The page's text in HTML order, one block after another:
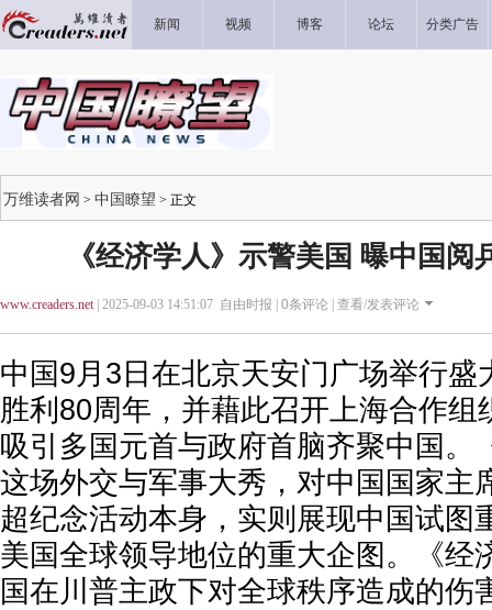
新闻 视频 博客 论坛 分类广告
万维读者网 > 中国瞭望 > 正文
《经济学人》示警美国 曝中国阅
www.creaders.net| 2025-09-03 14:51:07 自由时报 | 0条评论 | 查看/发表评论
中国9月3日在北京天安门广场举行盛
胜利80周年，并藉此召开上海合作组
吸引多国元首与政府首脑齐聚中国。
这场外交与军事大秀，对中国国家主
超纪念活动本身，实则展现中国试图
美国全球领导地位的重大企图。《经
国在川普主政下对全球秩序造成的伤